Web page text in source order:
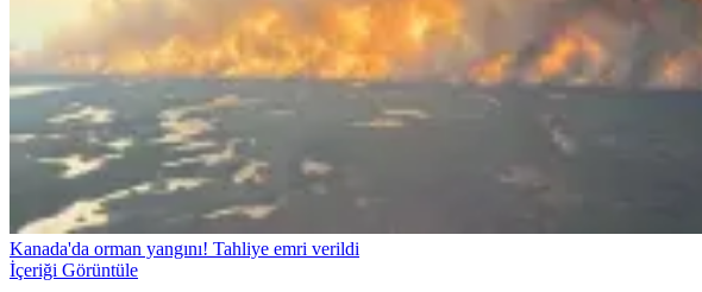
Kanada'da orman yangını! Tahliye emri verildi
İçeriği Görüntüle